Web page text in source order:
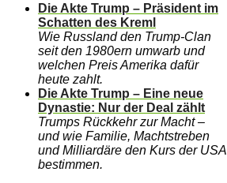
Die Akte Trump – Präsident im
Schatten des Kreml
Wie Russland den Trump-Clan
seit den 1980ern umwarb und
welchen Preis Amerika dafür
heute zahlt.
Die Akte Trump – Eine neue
Dynastie: Nur der Deal zählt
Trumps Rückkehr zur Macht –
und wie Familie, Machtstreben
und Milliardäre den Kurs der USA
bestimmen.